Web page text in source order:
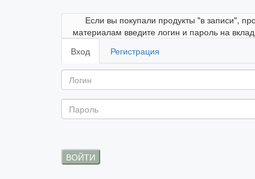
Если вы покупали продукты "в записи",
материалам введите логин и пароль на
Вход
Регистрация
ВОЙТИ